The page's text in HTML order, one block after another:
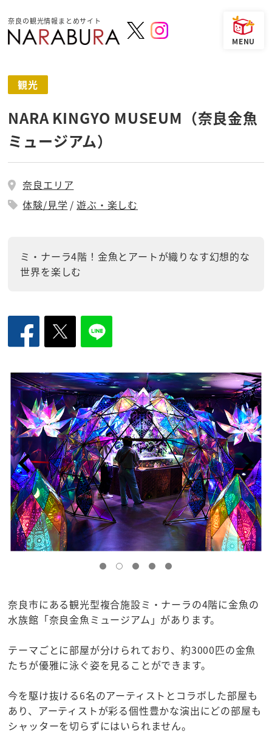
奈良の観光情報まとめサイト
観光
NARA KINGYO MUSEUM（奈良金魚
ミュージアム）
奈良エリア
体験/見学
遊ぶ・楽しむ
ミ・ナーラ4階！金魚とアートが織りなす幻想的な
世界を楽しむ
奈良市にある観光型複合施設ミ・ナーラの4階に金魚の
水族館「奈良金魚ミュージアム」があります。
テーマごとに部屋が分けられており、約3000匹の金魚
たちが優雅に泳ぐ姿を見ることができます。
今を駆け抜ける6名のアーティストとコラボした部屋も
あり、アーティストが彩る個性豊かな演出にどの部屋も
シャッターを切らずにはいられません。